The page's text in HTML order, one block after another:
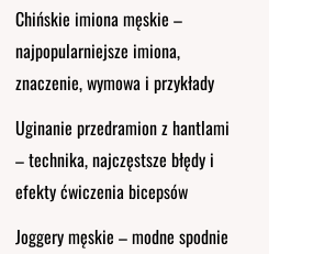
Chińskie imiona męskie –
najpopularniejsze imiona,
znaczenie, wymowa i przykłady
Uginanie przedramion z hantlami
– technika, najczęstsze błędy i
efekty ćwiczenia bicepsów
Joggery męskie – modne spodnie